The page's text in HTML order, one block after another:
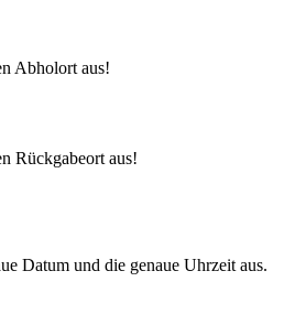
Abholort aus!
Rückgabeort aus!
Datum und die genaue Uhrzeit aus.